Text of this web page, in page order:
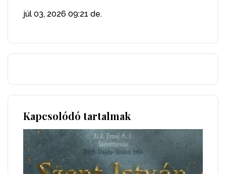
júl 03, 2026 09:21 de.
Kapcsolódó tartalmak